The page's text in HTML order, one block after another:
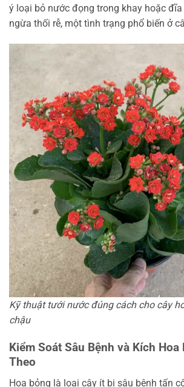
ý loại bỏ nước đọng trong khay hoặc
ngừa thối rễ, một tình trạng phổ biến ở
Kỹ thuật tưới nước đúng cách cho cây
chậu
Kiểm Soát Sâu Bệnh và Kích Hoa
Theo
Hoa bỏng là loại cây ít bị sâu bệnh tấn